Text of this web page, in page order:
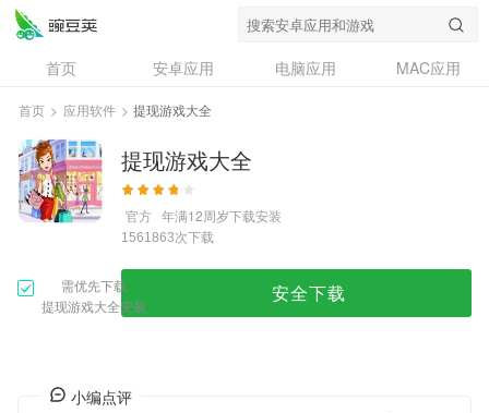
首页 安卓应用 电脑应用
MAC应用
资讯
专题
问答
首页 > 应用软件 > 提现游戏大全
提现游戏大全
官方 年满12周岁下载安装
1561863次下载
需优先下载
提现游戏大全安装
安全下载
小编点评